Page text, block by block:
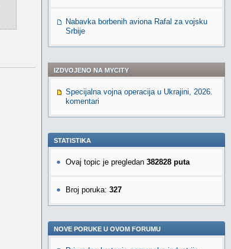
Nabavka borbenih aviona Rafal za vojsku
Srbije
IZDVOJENO NA MYCITY
Specijalna vojna operacija u Ukrajini, 2026.
komentari
STATISTIKA
Ovaj topic je pregledan 382828 puta
Broj poruka: 327
NOVE PORUKE U OVOM FORUMU